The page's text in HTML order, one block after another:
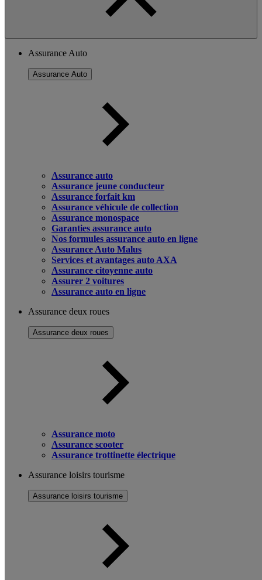
Assurance Auto
Assurance Auto
Assurance auto
Assurance jeune conducteur
Assurance forfait km
Assurance véhicule de collection
Assurance monospace
Garanties assurance auto
Nos formules assurance auto en ligne
Assurance Auto Malus
Services et avantages auto AXA
Assurance citoyenne auto
Assurer 2 voitures
Assurance auto en ligne
Assurance deux roues
Assurance deux roues
Assurance moto
Assurance scooter
Assurance trottinette électrique
Assurance loisirs tourisme
Assurance loisirs tourisme